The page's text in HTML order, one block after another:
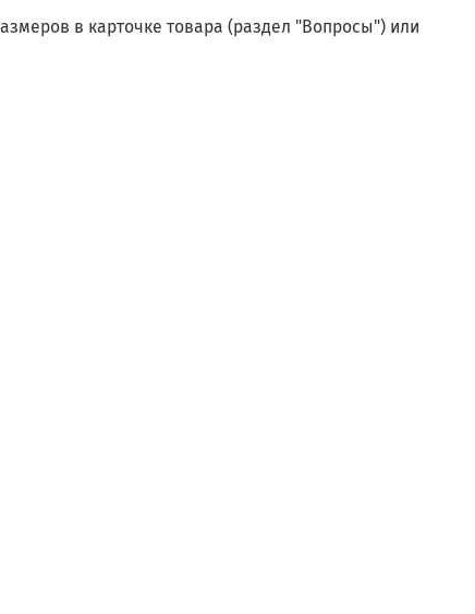
в карточке товара (раздел "Вопросы") или